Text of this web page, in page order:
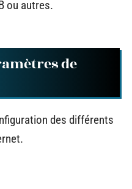
ou autres.
de
des différents